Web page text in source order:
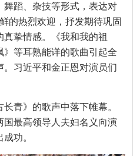
蹈、杂技等形式，表达对
的热烈欢迎，抒发期待巩固
挚情感。《我和我的祖
》等耳熟能详的歌曲引起全
习近平和金正恩对演员们
青》的歌声中落下帷幕。
国最高领导人夫妇名义向演
功。